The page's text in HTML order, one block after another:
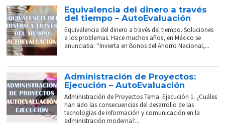
Equivalencia del dinero a través
del tiempo – AutoEvaluación
Equivalencia del dinero a través del tiempo. Soluciones
a los problemas. Hace muchos años, en México se
anunciaba: “Invierta en Bonos del Ahorro Nacional,...
Administración de Proyectos:
Ejecución – AutoEvaluación
Administración de Proyectos Tema: Ejecución 1. ¿Cuáles
han sido las consecuencias del desarrollo de las
tecnologías de información y comunicación en la
administración moderna?...